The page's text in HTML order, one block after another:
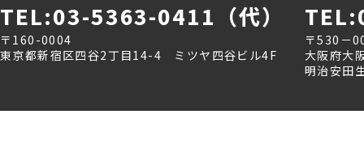
TEL:03-5363-0411（代）
〒160-0004
東京都新宿区四谷2丁目14-4 ミツヤ四谷ビル4F
〒530－
大阪府大
明治安田